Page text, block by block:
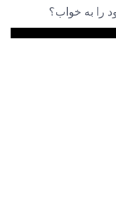
را به خواب؟